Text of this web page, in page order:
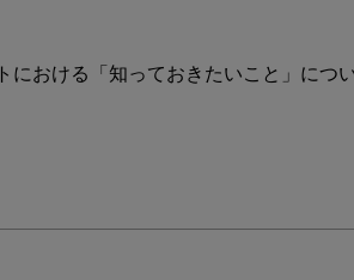
おける「知っておきたいこと」につ